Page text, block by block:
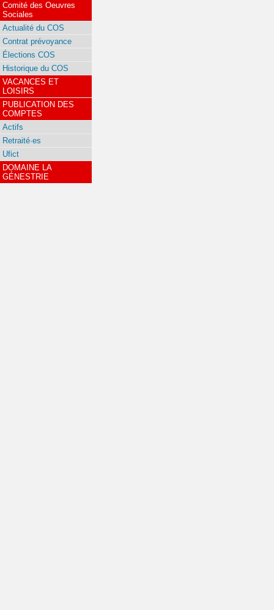
Comité des Oeuvres
Sociales
Actualité du COS
Contrat prévoyance
Élections COS
Historique du COS
VACANCES ET
LOISIRS
PUBLICATION DES
COMPTES
Actifs
Retraité·es
Ufict
DOMAINE LA
GÉNESTRIE